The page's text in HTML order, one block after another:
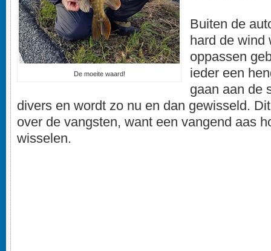
De moeite waard!
Buiten de
hard de wind
oppassen
ieder een
gaan aan de
divers en wordt zo nu en dan gewisseld.
over de vangsten, want een vangend aas
wisselen.